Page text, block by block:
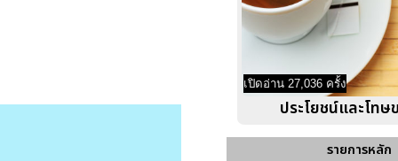
เปิดอ่าน 27,036 ครั้ง
ประโยชน์และโทษ
รายการหลัก